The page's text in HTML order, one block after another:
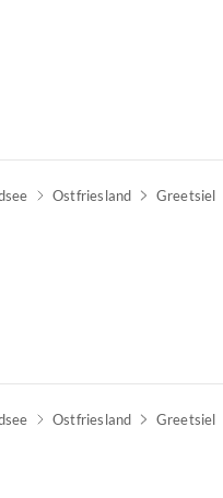
Ostfriesland Greetsiel
Ostfriesland Greetsiel